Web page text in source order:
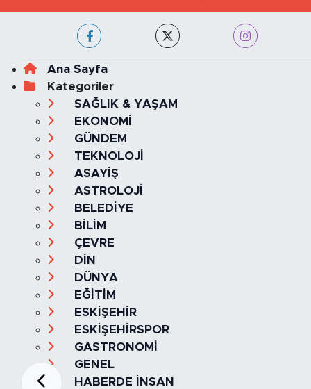
Ana Sayfa
Kategoriler
SAĞLIK & YAŞAM
EKONOMİ
GÜNDEM
TEKNOLOJİ
ASAYİŞ
ASTROLOJİ
BELEDİYE
BİLİM
ÇEVRE
DİN
DÜNYA
EĞİTİM
ESKİŞEHİR
ESKİŞEHİRSPOR
GASTRONOMİ
GENEL
HABERDE İNSAN